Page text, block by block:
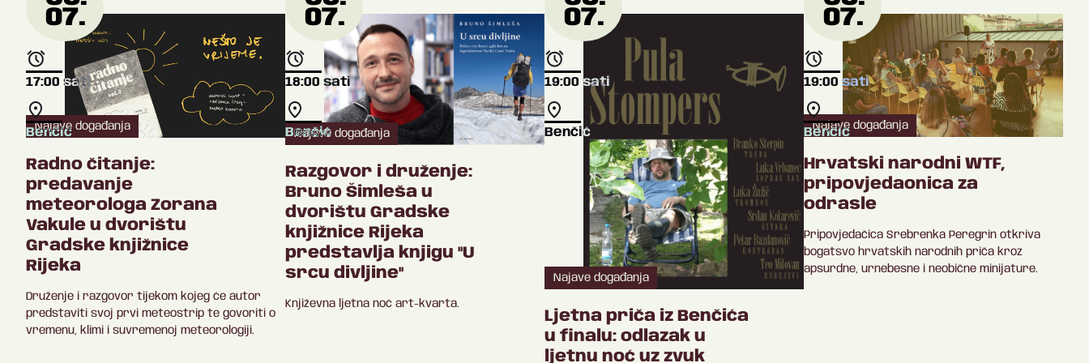
07.
17:00 sati
Benčić
Najave događanja
Radno čitanje:
predavanje
meteorologa Zorana
Vakule u dvorištu
Gradske knjižnice
Rijeka
Druženje i razgovor tijekom kojeg će autor
predstaviti svoj prvi meteostrip te govoriti o
vremenu, klimi i suvremenoj meteorologiji.
07.
18:00 sati
Benčić
Najave događanja
Razgovor i druženje:
Bruno Šimleša u
dvorištu Gradske
knjižnice Rijeka
predstavlja knjigu "U
srcu divljine"
Književna ljetna noć art-kvarta.
07.
19:00 sati
Benčić
Najave događanja
Ljetna priča iz Benčića
u finalu: odlazak u
ljetnu noć uz zvuk
07.
19:00 sati
Benčić
Najave događanja
Hrvatski narodni WTF,
pripovjedaonica za
odrasle
Pripovjedačica Srebrenka Peregrin otkriva
bogatsvo hrvatskih narodnih priča kroz
apsurdne, urnebesne i neobične minijature.